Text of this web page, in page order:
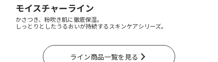
モイスチャーライン
かさつき、粉吹き肌に徹底保湿。
しっとりとしたうるおいが持続するスキンケアシリーズ。
ライン商品一覧を見る